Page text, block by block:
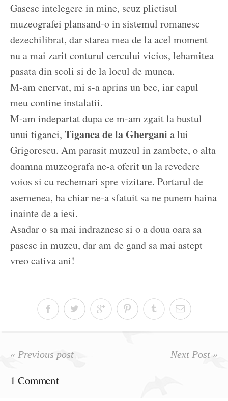
Gasesc intelegere in mine, scuz plictisul
muzeografei plansand-o in sistemul romanesc
dezechilibrat, dar starea mea de la acel moment
nu a mai zarit conturul cercului vicios, lehamitea
pasata din scoli si de la locul de munca.
M-am enervat, mi s-a aprins un bec, iar capul
meu contine instalatii.
M-am indepartat dupa ce m-am zgait la bustul
unui tiganci, Tiganca de la Ghergani a lui
Grigorescu. Am parasit muzeul in zambete, o alta
doamna muzeografa ne-a oferit un la revedere
voios si cu rechemari spre vizitare. Portarul de
asemenea, ba chiar ne-a sfatuit sa ne punem haina
inainte de a iesi.
Asadar o sa mai indraznesc si o a doua oara sa
pasesc in muzeu, dar am de gand sa mai astept
vreo cativa ani!
« Previous post Next Post »
1 Comment